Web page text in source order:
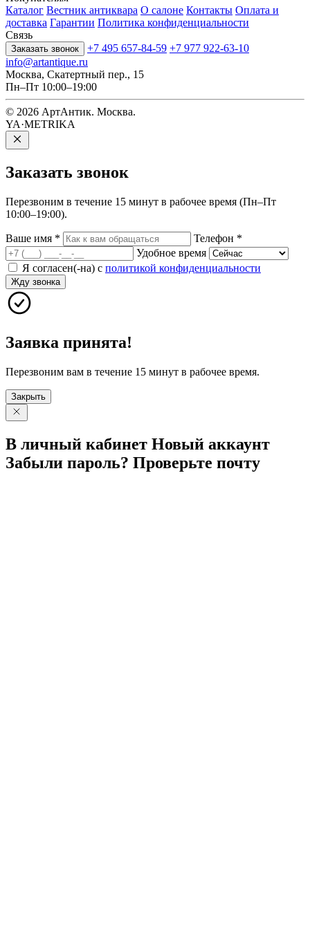
Каталог Вестник антиквара О салоне Контакты Оплата и
доставка Гарантии Политика конфиденциальности
Связь
Заказать звонок +7 495 657-84-59 +7 977 922-63-10
info@artantique.ru
Москва, Скатертный пер., 15
Пн–Пт 10:00–19:00
© 2026 АртАнтик. Москва.
YA·METRIKA
Заказать звонок
Перезвоним в течение 15 минут в рабочее время (Пн–Пт
10:00–19:00).
Ваше имя * Телефон *
Удобное время
Я согласен(-на) с политикой конфиденциальности
Жду звонка
Заявка принята!
Перезвоним вам в течение 15 минут в рабочее время.
Закрыть
В личный кабинет Новый аккаунт
Забыли пароль? Проверьте почту